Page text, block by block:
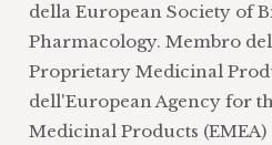
della European Society of
Pharmacology. Membro
Proprietary Medicinal
dell'European Agency for
Medicinal Products